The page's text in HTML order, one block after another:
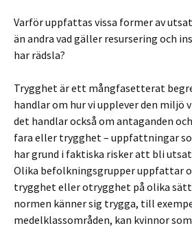
Varför uppfattas vissa former av
än andra vad gäller resursering och
har rädsla?
Trygghet är ett mångfasetterat
handlar om hur vi upplever den miljö
det handlar också om antaganden
fara eller trygghet – uppfattningar
har grund i faktiska risker att bli
Olika befolkningsgrupper uppfattar
trygghet eller otrygghet på olika
normen känner sig trygga, till
medelklassområden, kan kvinnor